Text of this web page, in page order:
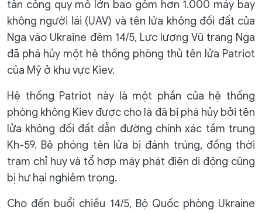
tấn công quy mô lớn bao gồm hơn 1.000 máy bay
không người lái (UAV) và tên lửa không đối đất của
Nga vào Ukraine đêm 14/5, Lực lượng Vũ trang Nga
đã phá hủy một hệ thống phòng thủ tên lửa Patriot
của Mỹ ở khu vực Kiev.
Hệ thống Patriot này là một phần của hệ thống
phòng không Kiev được cho là đã bị phá hủy bởi tên
lửa không đối đất dẫn đường chính xác tầm trung
Kh-59. Bệ phóng tên lửa bị đánh trúng, đồng thời
trạm chỉ huy và tổ hợp máy phát điện di động cũng
bị hư hại nghiêm trọng.
Cho đến buổi chiều 14/5, Bộ Quốc phòng Ukraine